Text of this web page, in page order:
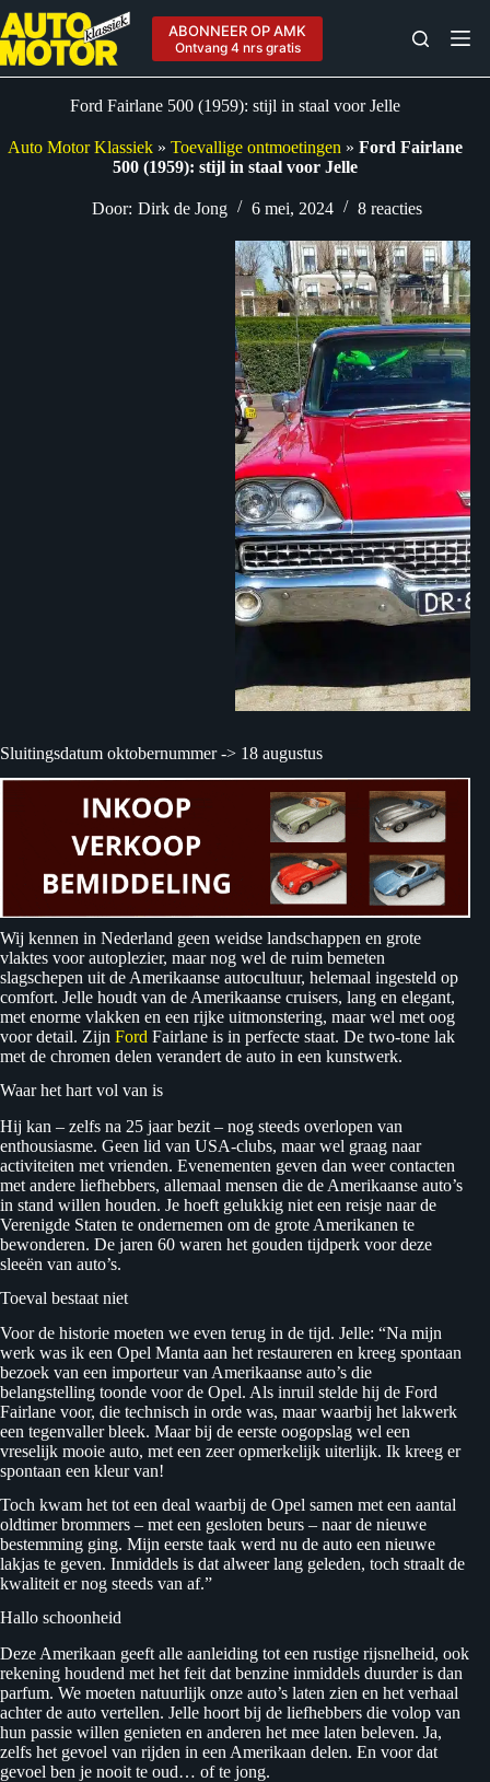
Ga
naar
de
inhoud
ABONNEER OP AMK
Ontvang 4 nrs gratis
Ford Fairlane 500 (1959): stijl in staal voor Jelle
Auto Motor Klassiek »Toevallige ontmoetingen »Ford Fairlane
500 (1959): stijl in staal voor Jelle
Door: Dirk de Jong 6 mei, 2024 8 reacties
Sluitingsdatum oktobernummer -> 18 augustus
Wij kennen in Nederland geen weidse landschappen en grote
vlaktes voor autoplezier, maar nog wel de ruim bemeten
slagschepen uit de Amerikaanse autocultuur, helemaal ingesteld op
comfort. Jelle houdt van de Amerikaanse cruisers, lang en elegant,
met enorme vlakken en een rijke uitmonstering, maar wel met oog
voor detail. Zijn Ford Fairlane is in perfecte staat. De two-tone lak
met de chromen delen verandert de auto in een kunstwerk.
Waar het hart vol van is
Hij kan – zelfs na 25 jaar bezit – nog steeds overlopen van
enthousiasme. Geen lid van USA-clubs, maar wel graag naar
activiteiten met vrienden. Evenementen geven dan weer contacten
met andere liefhebbers, allemaal mensen die de Amerikaanse auto’s
in stand willen houden. Je hoeft gelukkig niet een reisje naar de
Verenigde Staten te ondernemen om de grote Amerikanen te
bewonderen. De jaren 60 waren het gouden tijdperk voor deze
sleeën van auto’s.
Toeval bestaat niet
Voor de historie moeten we even terug in de tijd. Jelle: “Na mijn
werk was ik een Opel Manta aan het restaureren en kreeg spontaan
bezoek van een importeur van Amerikaanse auto’s die
belangstelling toonde voor de Opel. Als inruil stelde hij de Ford
Fairlane voor, die technisch in orde was, maar waarbij het lakwerk
een tegenvaller bleek. Maar bij de eerste oogopslag wel een
vreselijk mooie auto, met een zeer opmerkelijk uiterlijk. Ik kreeg er
spontaan een kleur van!
Toch kwam het tot een deal waarbij de Opel samen met een aantal
oldtimer brommers – met een gesloten beurs – naar de nieuwe
bestemming ging. Mijn eerste taak werd nu de auto een nieuwe
lakjas te geven. Inmiddels is dat alweer lang geleden, toch straalt de
kwaliteit er nog steeds van af.”
Hallo schoonheid
Deze Amerikaan geeft alle aanleiding tot een rustige rijsnelheid, ook
rekening houdend met het feit dat benzine inmiddels duurder is dan
parfum. We moeten natuurlijk onze auto’s laten zien en het verhaal
achter de auto vertellen. Jelle hoort bij de liefhebbers die volop van
hun passie willen genieten en anderen het mee laten beleven. Ja,
zelfs het gevoel van rijden in een Amerikaan delen. En voor dat
gevoel ben je nooit te oud… of te jong.